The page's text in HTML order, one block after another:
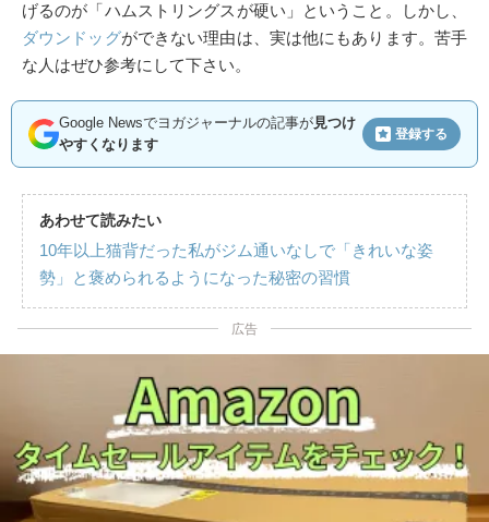
げるのが「ハムストリングスが硬い」ということ。しかし、
ダウンドッグができない理由は、実は他にもあります。苦手
な人はぜひ参考にして下さい。
Google Newsでヨガジャーナルの記事が見つけ
やすくなります
登録する
あわせて読みたい
10年以上猫背だった私がジム通いなしで「きれいな姿
勢」と褒められるようになった秘密の習慣
広告